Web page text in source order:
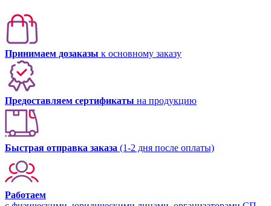
Принимаем дозаказы к основному заказу
Предоставляем сертификаты на продукцию
Быстрая отправка заказа (1-2 дня после оплаты)
Работаем